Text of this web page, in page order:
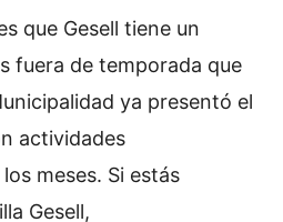
que Gesell tiene un
fuera de temporada que
ya presentó el
actividades
meses. Si estás
Gesell,